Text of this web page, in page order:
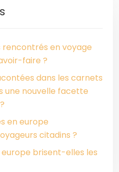
rencontrés en voyage
faire ?
dans les carnets
une nouvelle facette
en europe
citadins ?
europe brisent-elles les